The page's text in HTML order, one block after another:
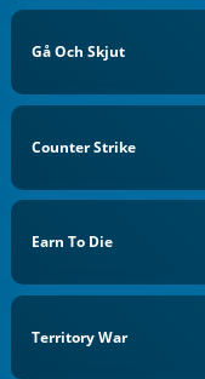
Gå Och Skjut
Counter Strike
Earn To Die
Territory War